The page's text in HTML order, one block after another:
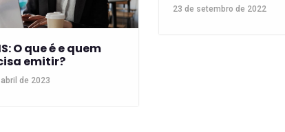
O que é e quem
emitir?
de 2023
23 de setembro de 2022